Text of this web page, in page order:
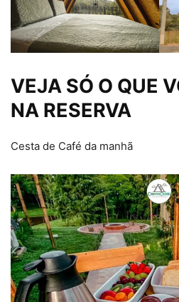
VEJA SÓ O QUE
NA RESERVA
Cesta de Café da manhã